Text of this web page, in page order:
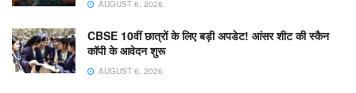
AUGUST 6, 2026
CBSE 10वीं छात्रों के लिए बड़ी अपडेट! आंसर शीट की स्कैन
कॉपी के आवेदन शुरू
AUGUST 6, 2026